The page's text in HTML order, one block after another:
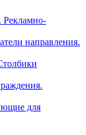
Рекламно-
направления.
для